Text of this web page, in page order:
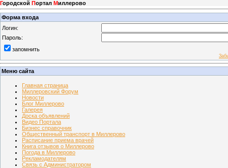
Городской Портал Миллерово
Форма входа
Логин:
Пароль:
запомнить
Меню сайта
Главная страница
Миллеровский Форум
Новости
Блог Миллерово
Галерея
Доска объявлений
Видео Портала
Бизнес справочник
Общественный транспорт в Миллерово
Расписание приема врачей
Книга отзывов о Миллерово
Погода в Миллерово
Рекламодателям
Связь с Администратором